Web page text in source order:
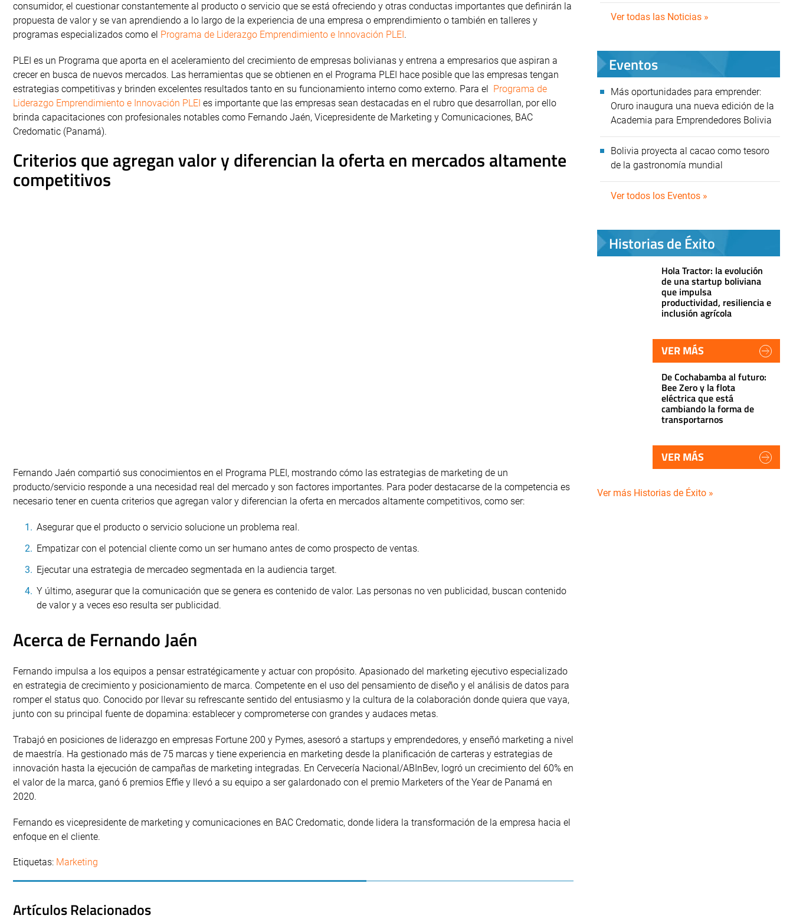
consumidor, el cuestionar constantemente al producto o servicio que se está ofreciendo y otras conductas importantes que definirán la
propuesta de valor y se van aprendiendo a lo largo de la experiencia de una empresa o emprendimiento o también en talleres y
programas especializados como el Programa de Liderazgo Emprendimiento e Innovación PLEI .
PLEI es un Programa que aporta en el aceleramiento del crecimiento de empresas bolivianas y entrena a empresarios que aspiran a
crecer en busca de nuevos mercados. Las herramientas que se obtienen en el Programa PLEI hace posible que las empresas tengan
estrategias competitivas y brinden excelentes resultados tanto en su funcionamiento interno como externo. Para el
Programa de
Liderazgo Emprendimiento e Innovación PLEI es importante que las empresas sean destacadas en el rubro que desarrollan, por ello
brinda capacitaciones con profesionales notables como Fernando Jaén, Vicepresidente de Marketing y Comunicaciones, BAC
Credomatic (Panamá).
Criterios que agregan valor y diferencian la oferta en mercados altamente
competitivos
Fernando Jaén compartió sus conocimientos en el Programa PLEI, mostrando cómo las estrategias de marketing de un
producto/servicio responde a una necesidad real del mercado y son factores importantes. Para poder destacarse de la competencia es
necesario tener en cuenta criterios que agregan valor y diferencian la oferta en mercados altamente competitivos, como ser:
Asegurar que el producto o servicio solucione un problema real.
Empatizar con el potencial cliente como un ser humano antes de como prospecto de ventas.
Ejecutar una estrategia de mercadeo segmentada en la audiencia target.
Y último, asegurar que la comunicación que se genera es contenido de valor. Las personas no ven publicidad, buscan contenido
de valor y a veces eso resulta ser publicidad.
Acerca de Fernando Jaén
Fernando impulsa a los equipos a pensar estratégicamente y actuar con propósito. Apasionado del marketing ejecutivo especializado
en estrategia de crecimiento y posicionamiento de marca. Competente en el uso del pensamiento de diseño y el análisis de datos para
romper el status quo. Conocido por llevar su refrescante sentido del entusiasmo y la cultura de la colaboración donde quiera que vaya,
junto con su principal fuente de dopamina: establecer y comprometerse con grandes y audaces metas.
Trabajó en posiciones de liderazgo en empresas Fortune 200 y Pymes, asesoró a startups y emprendedores, y enseñó marketing a nivel
de maestría. Ha gestionado más de 75 marcas y tiene experiencia en marketing desde la planificación de carteras y estrategias de
innovación hasta la ejecución de campañas de marketing integradas. En Cervecería Nacional/ABInBev, logró un crecimiento del 60% en
el valor de la marca, ganó 6 premios Effie y llevó a su equipo a ser galardonado con el premio Marketers of the Year de Panamá en
2020.
Fernando es vicepresidente de marketing y comunicaciones en BAC Credomatic, donde lidera la transformación de la empresa hacia el
enfoque en el cliente.
Etiquetas: Marketing
Artículos Relacionados
Ver todas las Noticias »
Eventos
Más oportunidades para emprender:
Oruro inaugura una nueva edición de la
Academia para Emprendedores Bolivia
Bolivia proyecta al cacao como tesoro
de la gastronomía mundial
Ver todos los Eventos »
Historias de Éxito
Hola Tractor: la evolución
de una startup boliviana
que impulsa
productividad, resiliencia e
inclusión agrícola
VER MÁS
De Cochabamba al futuro:
Bee Zero y la flota
eléctrica que está
cambiando la forma de
transportarnos
VER MÁS
Ver más Historias de Éxito »